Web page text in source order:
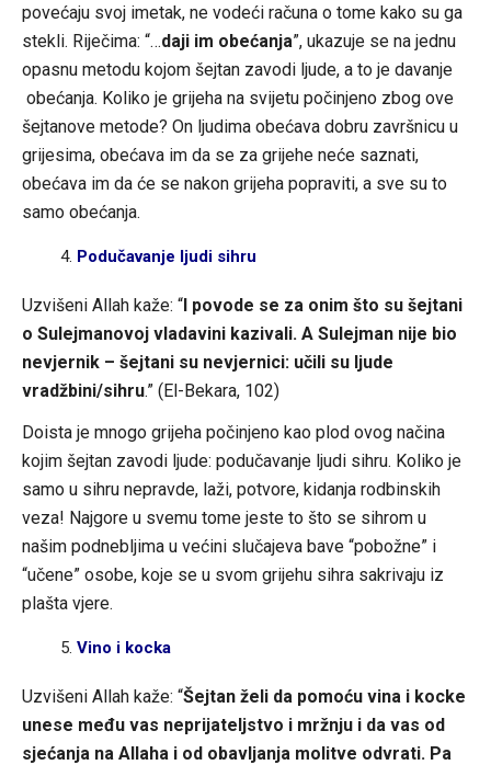
povećaju svoj imetak, ne vodeći računa o tome kako su ga
stekli. Riječima: “…daji im obećanja”, ukazuje se na jednu
opasnu metodu kojom šejtan zavodi ljude, a to je davanje
obećanja. Koliko je grijeha na svijetu počinjeno zbog ove
šejtanove metode? On ljudima obećava dobru završnicu u
grijesima, obećava im da se za grijehe neće saznati,
obećava im da će se nakon grijeha popraviti, a sve su to
samo obećanja.
Podučavanje ljudi sihru
Uzvišeni Allah kaže: “I povode se za onim što su šejtani
o Sulejmanovoj vladavini kazivali. A Sulejman nije bio
nevjernik – šejtani su nevjernici: učili su ljude
vradžbini/sihru.” (El-Bekara, 102)
Doista je mnogo grijeha počinjeno kao plod ovog načina
kojim šejtan zavodi ljude: podučavanje ljudi sihru. Koliko je
samo u sihru nepravde, laži, potvore, kidanja rodbinskih
veza! Najgore u svemu tome jeste to što se sihrom u
našim podnebljima u većini slučajeva bave “pobožne” i
“učene” osobe, koje se u svom grijehu sihra sakrivaju iz
plašta vjere.
Vino i kocka
Uzvišeni Allah kaže: “Šejtan želi da pomoću vina i kocke
unese među vas neprijateljstvo i mržnju i da vas od
sjećanja na Allaha i od obavljanja molitve odvrati. Pa